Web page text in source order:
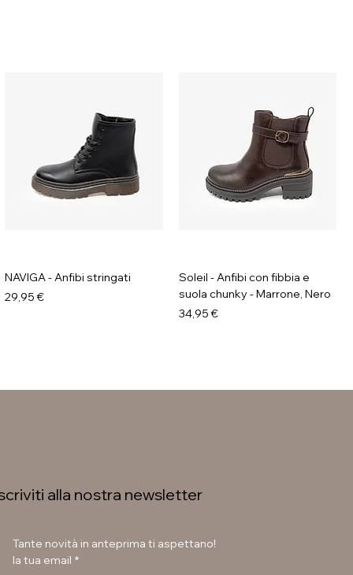
NAVIGA - Anfibi stringati
Prezzo
29,95 €
Soleil - Anfibi con fibbia e
suola chunky - Marrone, Nero
Prezzo
34,95 €
alla nostra newsletter
Tante novità in anteprima ti aspettano!
la tua email *